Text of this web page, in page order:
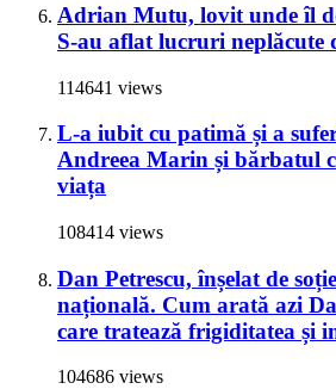
Adrian Mutu, lovit unde îl
S-au aflat lucruri neplăcute
114641 views
L-a iubit cu patimă și a
Andreea Marin și bărbatul
viața
108414 views
Dan Petrescu, înșelat de
națională. Cum arată azi
care tratează frigiditatea și
104686 views